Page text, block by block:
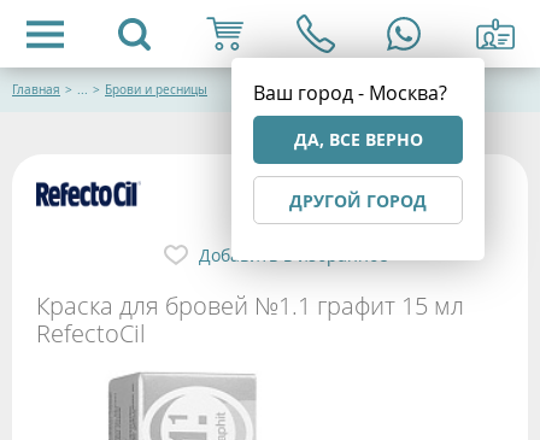
Ваш город - Москва?
ДА, ВСЕ ВЕРНО
ДРУГОЙ ГОРОД
Главная > ... > Брови и ресницы
Краска для бровей №1.1 графит 15 мл
RefectoCil
Добавить в избранное